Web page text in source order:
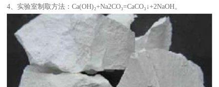
4、实验室制取方法：Ca(OH)₂+Na2CO₃=CaCO₃↓+2NaOH。